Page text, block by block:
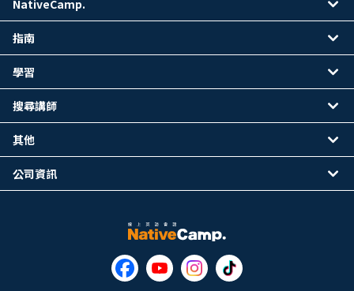
NativeCamp.
指南
學習
搜尋講師
其他
公司資訊